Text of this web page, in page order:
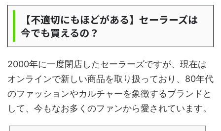
【不適切にもほどがある】セーラーズは
今でも買えるの？
2000年に一度閉店したセーラーズですが、現在は
オンラインで新しい商品を取り扱っており、80年代
のファッションやカルチャーを象徴するブランドと
して、今もなお多くのファンから愛されています。